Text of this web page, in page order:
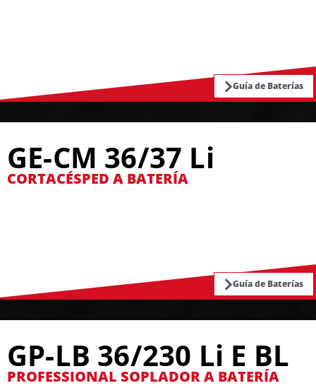
Guía de Baterías
GE-CM 36/37 Li
CORTACÉSPED A BATERÍA
Guía de Baterías
GP-LB 36/230 Li E BL
PROFESSIONAL SOPLADOR A BATERÍA